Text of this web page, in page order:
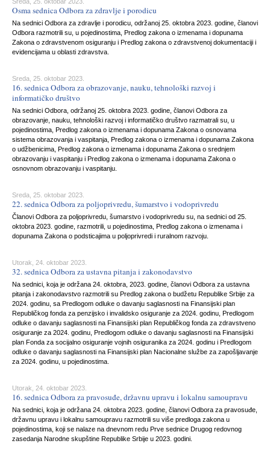
Osma sednica Odbora za zdravlje i porodicu
Na sednici Odbora za zdravlje i porodicu, održanoj 25. oktobra 2023. godine, članovi
Odbora razmotrili su, u pojedinostima, Predlog zakona o izmenama i dopunama
Zakona o zdravstvenom osiguranju i Predlog zakona o zdravstvenoj dokumentaciji i
evidencijama u oblasti zdravstva.
Sreda, 25. oktobar 2023.
16. sednica Odbora za obrazovanje, nauku, tehnološki razvoj i
informatičko društvo
Na sednici Odbora, održanoj 25. oktobra 2023. godine, članovi Odbora za
obrazovanje, nauku, tehnološki razvoj i informatičko društvo razmatrali su, u
pojedinostima, Predlog zakona o izmenama i dopunama Zakona o osnovama
sistema obrazovanja i vaspitanja, Predlog zakona o izmenama i dopunama Zakona
o udžbenicima, Predlog zakona o izmenama i dopunama Zakona o srednjem
obrazovanju i vaspitanju i Predlog zakona o izmenama i dopunama Zakona o
osnovnom obrazovanju i vaspitanju.
Sreda, 25. oktobar 2023.
22. sednica Odbora za poljoprivredu, šumarstvo i vodoprivredu
Članovi Odbora za poljoprivredu, šumarstvo i vodoprivredu su, na sednici od 25.
oktobra 2023. godine, razmotrili, u pojedinostima, Predlog zakona o izmenama i
dopunama Zakona o podsticajima u poljoprivredi i ruralnom razvoju.
Utorak, 24. oktobar 2023.
32. sednica Odbora za ustavna pitanja i zakonodavstvo
Na sednici, koja je održana 24. oktobra, 2023. godine, članovi Odbora za ustavna
pitanja i zakonodavstvo razmotrili su Predlog zakona o budžetu Republike Srbije za
2024. godinu, sa Predlogom odluke o davanju saglasnosti na Finansijski plan
Republičkog fonda za penzijsko i invalidsko osiguranje za 2024. godinu, Predlogom
odluke o davanju saglasnosti na Finansijski plan Republičkog fonda za zdravstveno
osiguranje za 2024. godinu, Predlogom odluke o davanju saglasnosti na Finansijski
plan Fonda za socijalno osiguranje vojnih osiguranika za 2024. godinu i Predlogom
odluke o davanju saglasnosti na Finansijski plan Nacionalne službe za zapošljavanje
za 2024. godinu, u pojedinostima.
Utorak, 24. oktobar 2023.
16. sednica Odbora za pravosuđe, državnu upravu i lokalnu samoupravu
Na sednici, koja je održana 24. oktobra 2023. godine, članovi Odbora za pravosuđe,
državnu upravu i lokalnu samoupravu razmotrili su više predloga zakona u
pojedinostima, koji se nalaze na dnevnom redu Prve sednice Drugog redovnog
zasedanja Narodne skupštine Republike Srbije u 2023. godini.